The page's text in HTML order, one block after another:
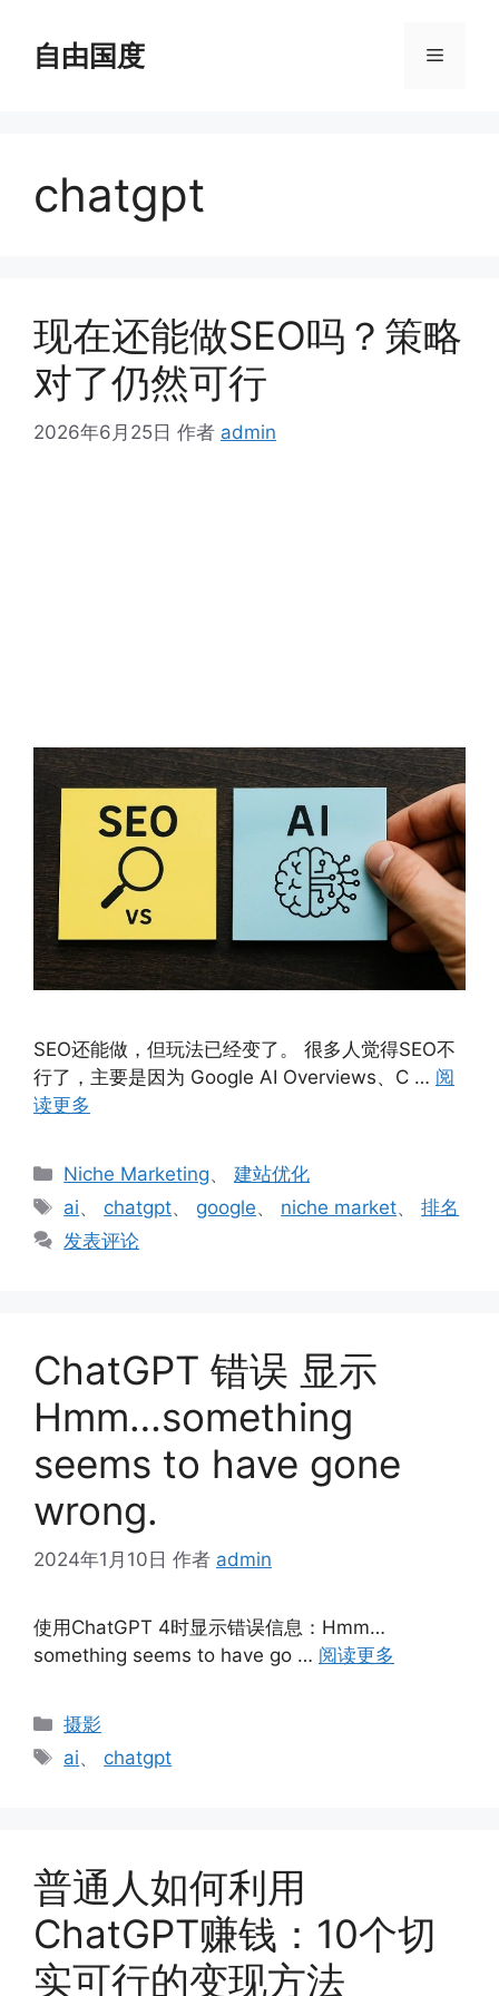
自由国度 菜
chatgpt
现在还能做SEO吗？策略
对了仍然可行
2026年6月25日 作者 admin
SEO还能做，但玩法已经变了。 很多人觉得SEO不
行了，主要是因为 Google AI Overviews、C … 阅
读更多
分
类
Niche Marketing、建站优化
标
签
ai、 chatgpt、 google、 niche market、排名
发表评论
ChatGPT 错误 显示
Hmm…something
seems to have gone
wrong.
2024年1月10日 作者 admin
使用ChatGPT 4时显示错误信息：Hmm…
something seems to have go … 阅读更多
分
类
摄影
标
ai、 chatgpt
普通人如何利用
ChatGPT赚钱：10个切
实可行的变现方法